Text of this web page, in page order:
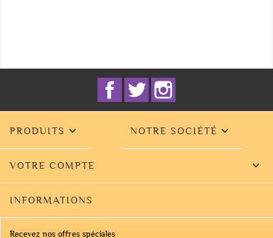
FacebookTwitter
PRODUITS  NOTRE SOCIÉTÉ 
VOTRE COMPTE 
INFORMATIONS
Recevez nos offres spéciales